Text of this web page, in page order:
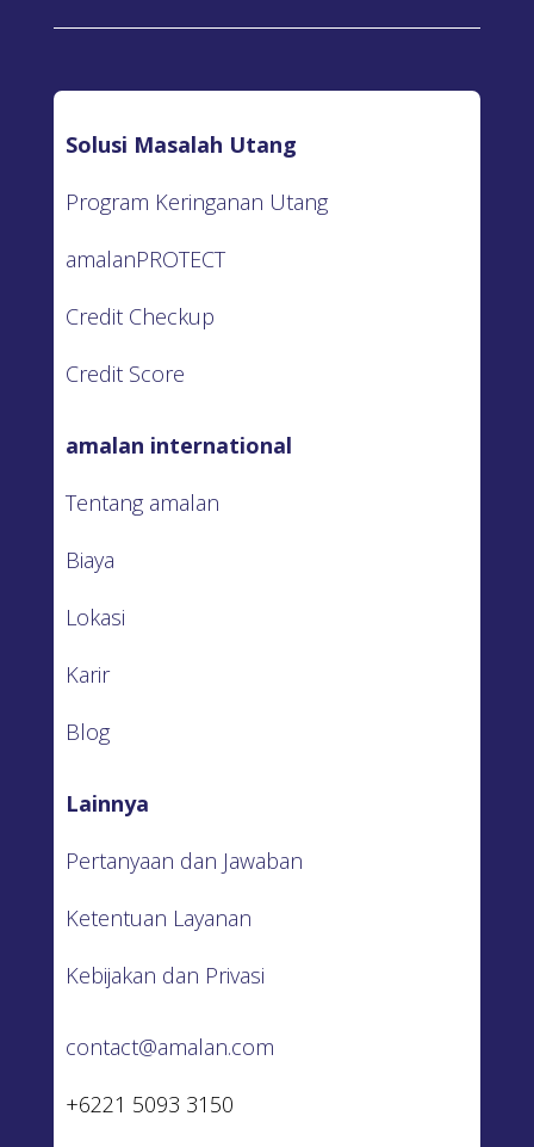
Solusi Masalah Utang
Program Keringanan Utang
amalanPROTECT
Credit Checkup
Credit Score
amalan international
Tentang amalan
Biaya
Lokasi
Karir
Blog
Lainnya
Pertanyaan dan Jawaban
Ketentuan Layanan
Kebijakan dan Privasi
contact@amalan.com
+6221 5093 3150